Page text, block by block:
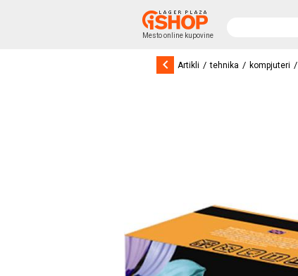
Mesto online kupovine
keyboard_arrow_left Artikli / tehnika / kompjuteri /